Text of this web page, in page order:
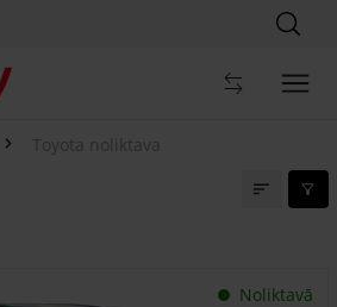
Toyota noliktava
Noliktavā